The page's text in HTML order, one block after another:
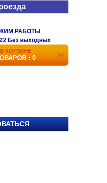
РАБОТЫ
Без выходных
В КОРЗИНЕ
: 0